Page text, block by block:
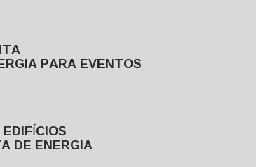
PARA EVENTOS
EDIFÍCIOS
DE ENERGIA